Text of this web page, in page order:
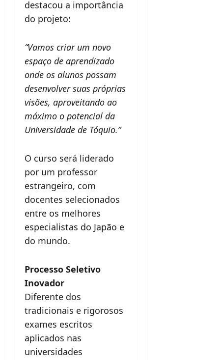
destacou a importância
do projeto:
“Vamos criar um novo
espaço de aprendizado
onde os alunos possam
desenvolver suas próprias
visões, aproveitando ao
máximo o potencial da
Universidade de Tóquio.”
O curso será liderado
por um professor
estrangeiro, com
docentes selecionados
entre os melhores
especialistas do Japão e
do mundo.
Processo Seletivo
Inovador
Diferente dos
tradicionais e rigorosos
exames escritos
aplicados nas
universidades